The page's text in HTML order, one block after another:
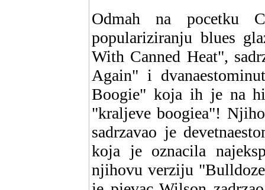
Odmah na pocetku
populariziranju blues
With Canned Heat",
Again" i
Boogie" koja ih je na
"kraljeve boogiea"!
sadrzavao je
koja je oznacila
njihovu verziju